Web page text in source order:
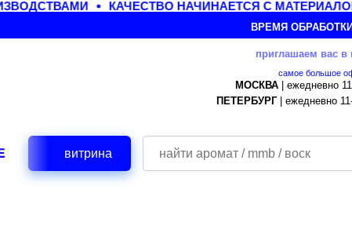
КАЧЕСТВО НАЧИНАЕТСЯ С МАТЕРИАЛОВ
ВРЕМЯ
приглашаем вас в
самое большое
МОСКВА| ежедневно
ПЕТЕРБУРГ| ежедневно
витрина